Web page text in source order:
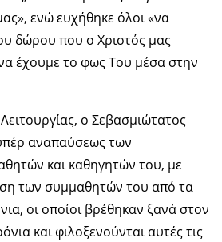
ενώ ευχήθηκε όλοι «να
δώρου που ο Χριστός μας
έχουμε το φως Του μέσα στην
ο Σεβασμιώτατος
αναπαύσεως των
και καθηγητών του, με
των συμμαθητών του από τα
οι οποίοι βρέθηκαν ξανά στον
και φιλοξενούνται αυτές τις